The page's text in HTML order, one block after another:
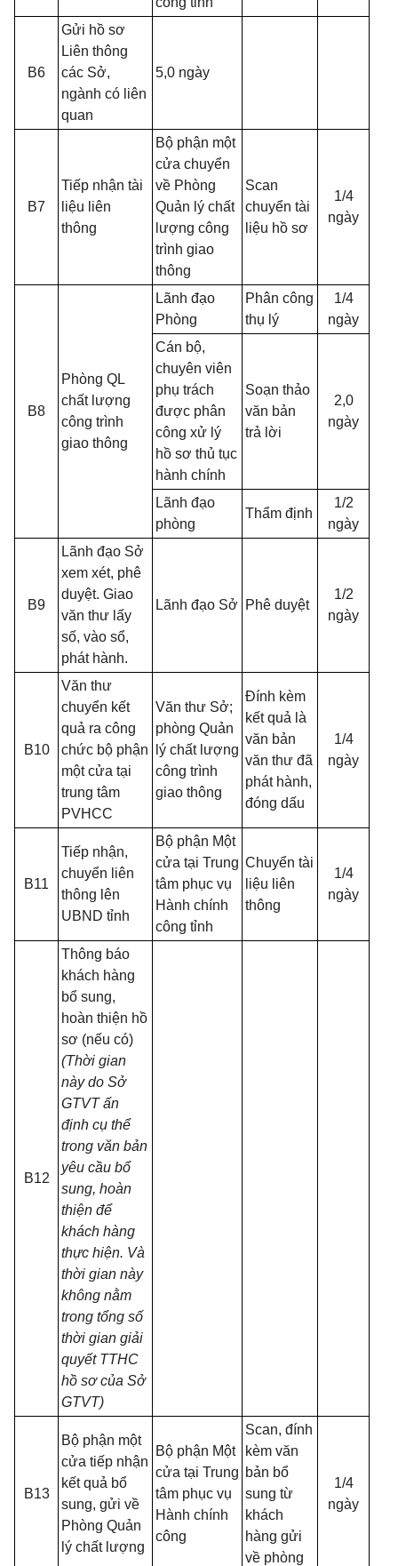
B6
Gửi hồ sơ
Liên thông
các Sở,
ngành có liên
quan
5,0 ngày
B7
Tiếp nhận tài
liệu liên
thông
Bộ phận một
cửa chuyển
về Phòng
Quản lý chất
lượng công
trình giao
thông
Scan
chuyển tài
liệu hồ sơ
1/4
ngày
B8
Phòng QL
chất lượng
công trình
giao thông
Lãnh đạo
Phòng
Phân công
thụ lý
1/4
ngày
Cán bộ,
chuyên viên
phụ trách
được phân
công xử lý
hồ sơ thủ tục
hành chính
Soạn thảo
văn bản
trả lời
2,0
ngày
Lãnh đạo
phòng
Thẩm định
1/2
ngày
B9
Lãnh đạo Sở
xem xét, phê
duyệt. Giao
văn thư lấy
số, vào sổ,
phát hành.
Lãnh đạo Sở Phê duyệt
1/2
ngày
B10
Văn thư
chuyển kết
quả ra công
chức bộ phận
một cửa tại
trung tâm
PVHCC
Văn thư Sở;
phòng Quản
lý chất lượng
công trình
giao thông
Đính kèm
kết quả là
văn bản
văn thư đã
phát hành,
đóng dấu
1/4
ngày
B11
Tiếp nhận,
chuyển liên
thông lên
UBND tỉnh
Bộ phận Một
cửa tại Trung
tâm phục vụ
Hành chính
công tỉnh
Chuyển tài
liệu liên
thông
1/4
ngày
B12
Thông báo
khách hàng
bổ sung,
hoàn thiện hồ
sơ (nếu có)
(Thời gian
này do Sở
GTVT ấn
định cụ thể
trong văn bản
yêu cầu bổ
sung, hoàn
thiện để
khách hàng
thực hiện. Và
thời gian này
không nằm
trong tổng số
thời gian giải
quyết TTHC
hồ sơ của Sở
GTVT)
B13
Bộ phận một
cửa tiếp nhận
kết quả bổ
sung, gửi về
Phòng Quản
lý chất lượng
Bộ phận Một
cửa tại Trung
tâm phục vụ
Hành chính
công
Scan, đính
kèm văn
bản bổ
sung từ
khách
hàng gửi
về phòng
1/4
ngày